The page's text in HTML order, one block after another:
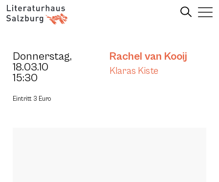
Donnerstag,
18.03.10
15:30
Rachel van Kooij
Klaras Kiste
Eintritt 3 Euro